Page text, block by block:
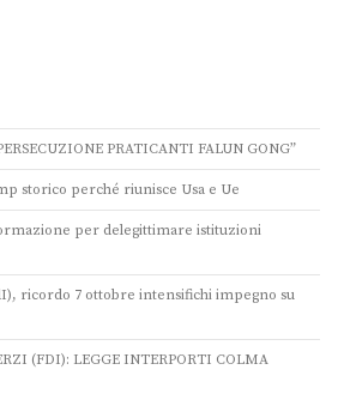
PRATICANTI FALUN GONG”
storico perché riunisce Usa e Ue
per delegittimare istituzioni
ricordo 7 ottobre intensifichi impegno su
(FDI): LEGGE INTERPORTI COLMA